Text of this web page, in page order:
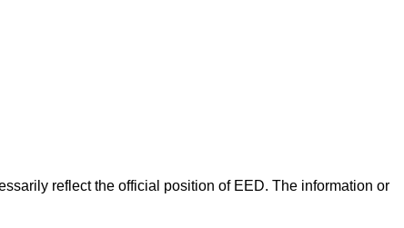
reflect the official position of EED. The information or